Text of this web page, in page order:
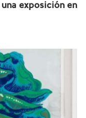
exposición en